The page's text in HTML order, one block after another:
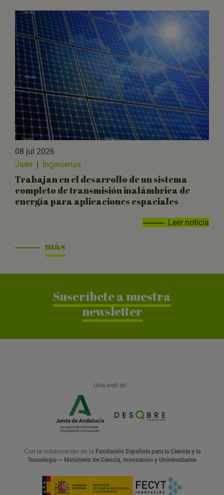
08 jul 2026
Jaén | Ingenierías
Trabajan en el desarrollo de un sistema
completo de transmisión inalámbrica de
energía para aplicaciones espaciales
Leer noticia
más
Suscríbete a nuestra
newsletter
Una web de:
Con la colaboración de la Fundación Española para la Ciencia y la
Tecnología — Ministerio de Ciencia, Innovación y Universidades